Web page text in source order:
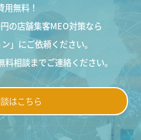
用無料！
の店舗集客MEO対策なら
」にご依頼ください。
相談までご連絡ください。
はこちら